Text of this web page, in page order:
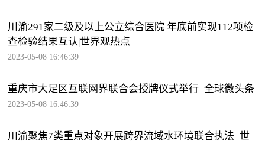
川渝291家二级及以上公立综合医院 年底前实现112项检
查检验结果互认|世界观热点
2023-05-08 16:46:39
重庆市大足区互联网界联合会授牌仪式举行_全球微头条
2023-05-08 16:46:39
川渝聚焦7类重点对象开展跨界流域水环境联合执法_世